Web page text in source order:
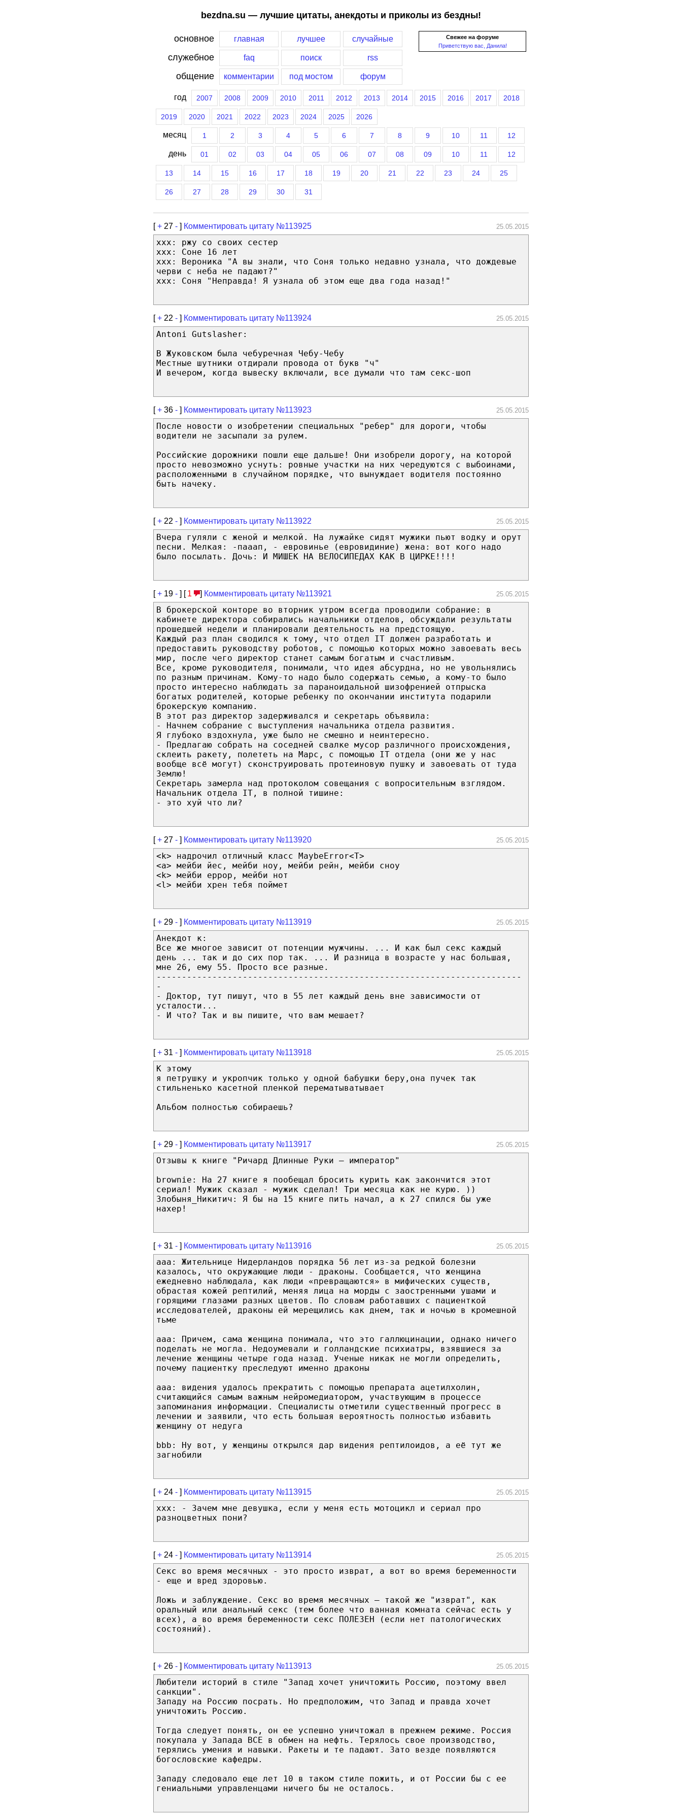
bezdna.su — лучшие цитаты, анекдоты и приколы из бездны!
Свежее на форуме
Приветствую вас, Данила!
основное главная лучшее случайные
служебное faq поиск rss
общение комментарии под мостом форум
год 2007 2008 2009 2010 2011 2012 2013 2014 2015 2016 2017 2018
2019 2020 2021 2022 2023 2024 2025 2026
месяц 1 2 3 4 5 6 7 8 9 10 11 12
день 01 02 03 04 05 06 07 08 09 10 11 12
13 14 15 16 17 18 19 20 21 22 23 24 25
26 27 28 29 30 31
[+ 27 - ] Комментировать цитату №113925 25.05.2015
xxx: ржу со своих сестер
xxx: Соне 16 лет
xxx: Вероника "А вы знали, что Соня только недавно узнала, что дождевые
черви с неба не падают?"
xxx: Соня "Неправда! Я узнала об этом еще два года назад!"
[+ 22 - ] Комментировать цитату №113924 25.05.2015
Antoni Gutslasher:
В Жуковском была чебуречная Чебу-Чебу
Местные шутники отдирали провода от букв "ч"
И вечером, когда вывеску включали, все думали что там секс-шоп
[+ 36 - ] Комментировать цитату №113923 25.05.2015
После новости о изобретении специальных "ребер" для дороги, чтобы
водители не засыпали за рулем.
Российские дорожники пошли еще дальше! Они изобрели дорогу, на которой
просто невозможно уснуть: ровные участки на них чередуются с выбоинами,
расположенными в случайном порядке, что вынуждает водителя постоянно
быть начеку.
[+ 22 - ] Комментировать цитату №113922 25.05.2015
Вчера гуляли с женой и мелкой. На лужайке сидят мужики пьют водку и орут
песни. Мелкая: -пааап, - евровинье (евровидиние) жена: вот кого надо
было посылать. Дочь: И МИШЕК НА ВЕЛОСИПЕДАХ КАК В ЦИРКЕ!!!!
[+ 19 - ] [ 1 ] Комментировать цитату №113921 25.05.2015
В брокерской конторе во вторник утром всегда проводили собрание: в
кабинете директора собирались начальники отделов, обсуждали результаты
прошедшей недели и планировали деятельность на предстоящую.
Каждый раз план сводился к тому, что отдел IT должен разработать и
предоставить руководству роботов, с помощью которых можно завоевать весь
мир, после чего директор станет самым богатым и счастливым.
Все, кроме руководителя, понимали, что идея абсурдна, но не увольнялись
по разным причинам. Кому-то надо было содержать семью, а кому-то было
просто интересно наблюдать за параноидальной шизофренией отпрыска
богатых родителей, которые ребенку по окончании института подарили
брокерскую компанию.
В этот раз директор задерживался и секретарь объявила:
- Начнем собрание с выступления начальника отдела развития.
Я глубоко вздохнула, уже было не смешно и неинтересно.
- Предлагаю собрать на соседней свалке мусор различного происхождения,
склеить ракету, полететь на Марс, с помощью IT отдела (они же у нас
вообще всё могут) сконструировать протеиновую пушку и завоевать от туда
Землю!
Секретарь замерла над протоколом совещания с вопросительным взглядом.
Начальник отдела IT, в полной тишине:
- это хуй что ли?
[+ 27 - ] Комментировать цитату №113920 25.05.2015
<k> надрочил отличный класс MaybeError<T>
<a> мейби йес, мейби ноу, мейби рейн, мейби сноу
<k> мейби еррор, мейби нот
<l> мейби хрен тебя поймет
[+ 29 - ] Комментировать цитату №113919 25.05.2015
Анекдот к:
Все же многое зависит от потенции мужчины. ... И как был секс каждый
день ... так и до сих пор так. ... И разница в возрасте у нас большая,
мне 26, ему 55. Просто все разные.
------------------------------------------------------------------------
-
- Доктор, тут пишут, что в 55 лет каждый день вне зависимости от
усталости...
- И что? Так и вы пишите, что вам мешает?
[+ 31 - ] Комментировать цитату №113918 25.05.2015
К этому
я петрушку и укропчик только у одной бабушки беру,она пучек так
стильненько касетной пленкой перематыватывает
Альбом полностью собираешь?
[+ 29 - ] Комментировать цитату №113917 25.05.2015
Отзывы к книге "Ричард Длинные Руки — император"
brownie: На 27 книге я пообещал бросить курить как закончится этот
сериал! Мужик сказал - мужик сделал! Три месяца как не курю. ))
Злобыня_Никитич: Я бы на 15 книге пить начал, а к 27 спился бы уже
нахер!
[+ 31 - ] Комментировать цитату №113916 25.05.2015
aaa: Жительнице Нидерландов порядка 56 лет из-за редкой болезни
казалось, что окружающие люди - драконы. Сообщается, что женщина
ежедневно наблюдала, как люди «превращаются» в мифических существ,
обрастая кожей рептилий, меняя лица на морды с заостренными ушами и
горящими глазами разных цветов. По словам работавших с пациенткой
исследователей, драконы ей мерещились как днем, так и ночью в кромешной
тьме
aaa: Причем, сама женщина понимала, что это галлюцинации, однако ничего
поделать не могла. Недоумевали и голландские психиатры, взявшиеся за
лечение женщины четыре года назад. Ученые никак не могли определить,
почему пациентку преследуют именно драконы
aaa: видения удалось прекратить с помощью препарата ацетилхолин,
считающийся самым важным нейромедиатором, участвующим в процессе
запоминания информации. Специалисты отметили существенный прогресс в
лечении и заявили, что есть большая вероятность полностью избавить
женщину от недуга
bbb: Ну вот, у женщины открылся дар видения рептилоидов, а её тут же
загнобили
[+ 24 - ] Комментировать цитату №113915 25.05.2015
ххх: - Зачем мне девушка, если у меня есть мотоцикл и сериал про
разноцветных пони?
[+ 24 - ] Комментировать цитату №113914 25.05.2015
Секс во время месячных - это просто изврат, а вот во время беременности
- еще и вред здоровью.
Ложь и заблуждение. Секс во время месячных — такой же "изврат", как
оральный или анальный секс (тем более что ванная комната сейчас есть у
всех), а во время беременности секс ПОЛЕЗЕН (если нет патологических
состояний).
[+ 26 - ] Комментировать цитату №113913 25.05.2015
Любители историй в стиле "Запад хочет уничтожить Россию, поэтому ввел
санкции".
Западу на Россию посрать. Но предположим, что Запад и правда хочет
уничтожить Россию.
Тогда следует понять, он ее успешно уничтожал в прежнем режиме. Россия
покупала у Запада ВСЕ в обмен на нефть. Терялось свое производство,
терялись умения и навыки. Ракеты и те падают. Зато везде появляются
богословские кафедры.
Западу следовало еще лет 10 в таком стиле пожить, и от России бы с ее
гениальными управленцами ничего бы не осталось.